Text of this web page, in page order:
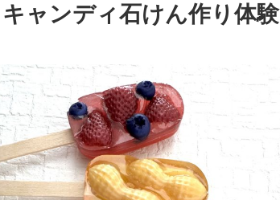
ャンディ石けん作り体験